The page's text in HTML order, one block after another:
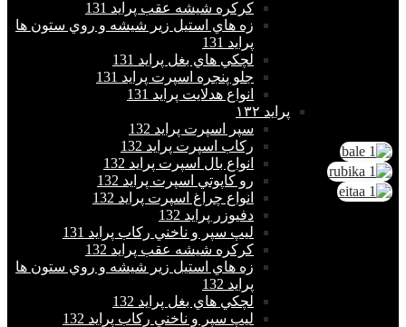
كركره شيشه عقب پراید 131
زه هاي استيل زير شيشه و روي ستون ها
پراید 131
لچكي هاي بغل پراید 131
جلو پنجره اسپرت پراید 131
انواع هدلايت پراید 131
پرايد ١٣٢
سپر اسپرت پراید 132
ركاب اسپرت پراید 132
انواع بال اسپرت پراید 132
رو كاپوتي اسپرت پراید 132
انواع چراغ اسپرت پراید 132
دفيوزر پراید 132
ليپ سپر و ناخني ركاب پراید 131
كركره شيشه عقب پراید 132
زه هاي استيل زير شيشه و روي ستون ها
پراید 132
لچكي هاي بغل پراید 132
ليپ سپر و ناخني ركاب پراید 132